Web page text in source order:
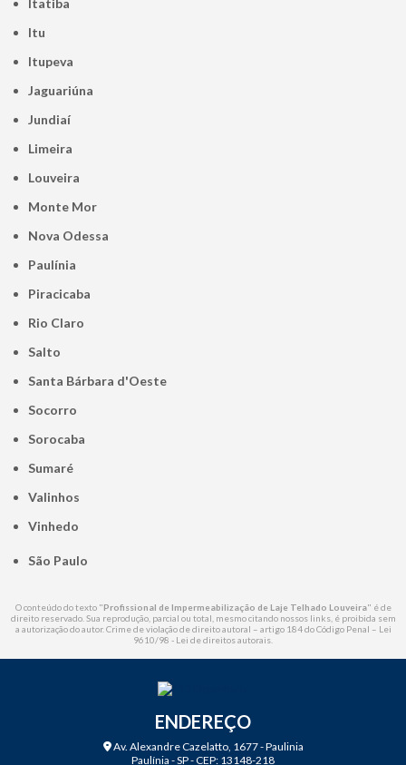
Itatiba
Itu
Itupeva
Jaguariúna
Jundiaí
Limeira
Louveira
Monte Mor
Nova Odessa
Paulínia
Piracicaba
Rio Claro
Salto
Santa Bárbara d'Oeste
Socorro
Sorocaba
Sumaré
Valinhos
Vinhedo
São Paulo
O conteúdo do texto "Profissional de Impermeabilização de Laje Telhado Louveira" é de
direito reservado. Sua reprodução, parcial ou total, mesmo citando nossos links, é proibida sem
a autorização do autor. Crime de violação de direito autoral – artigo 184 do Código Penal – Lei
9610/98 - Lei de direitos autorais
ENDEREÇO
Av. Alexandre Cazelatto, 1677 - Paulinia
Paulínia - SP - CEP: 13148-218